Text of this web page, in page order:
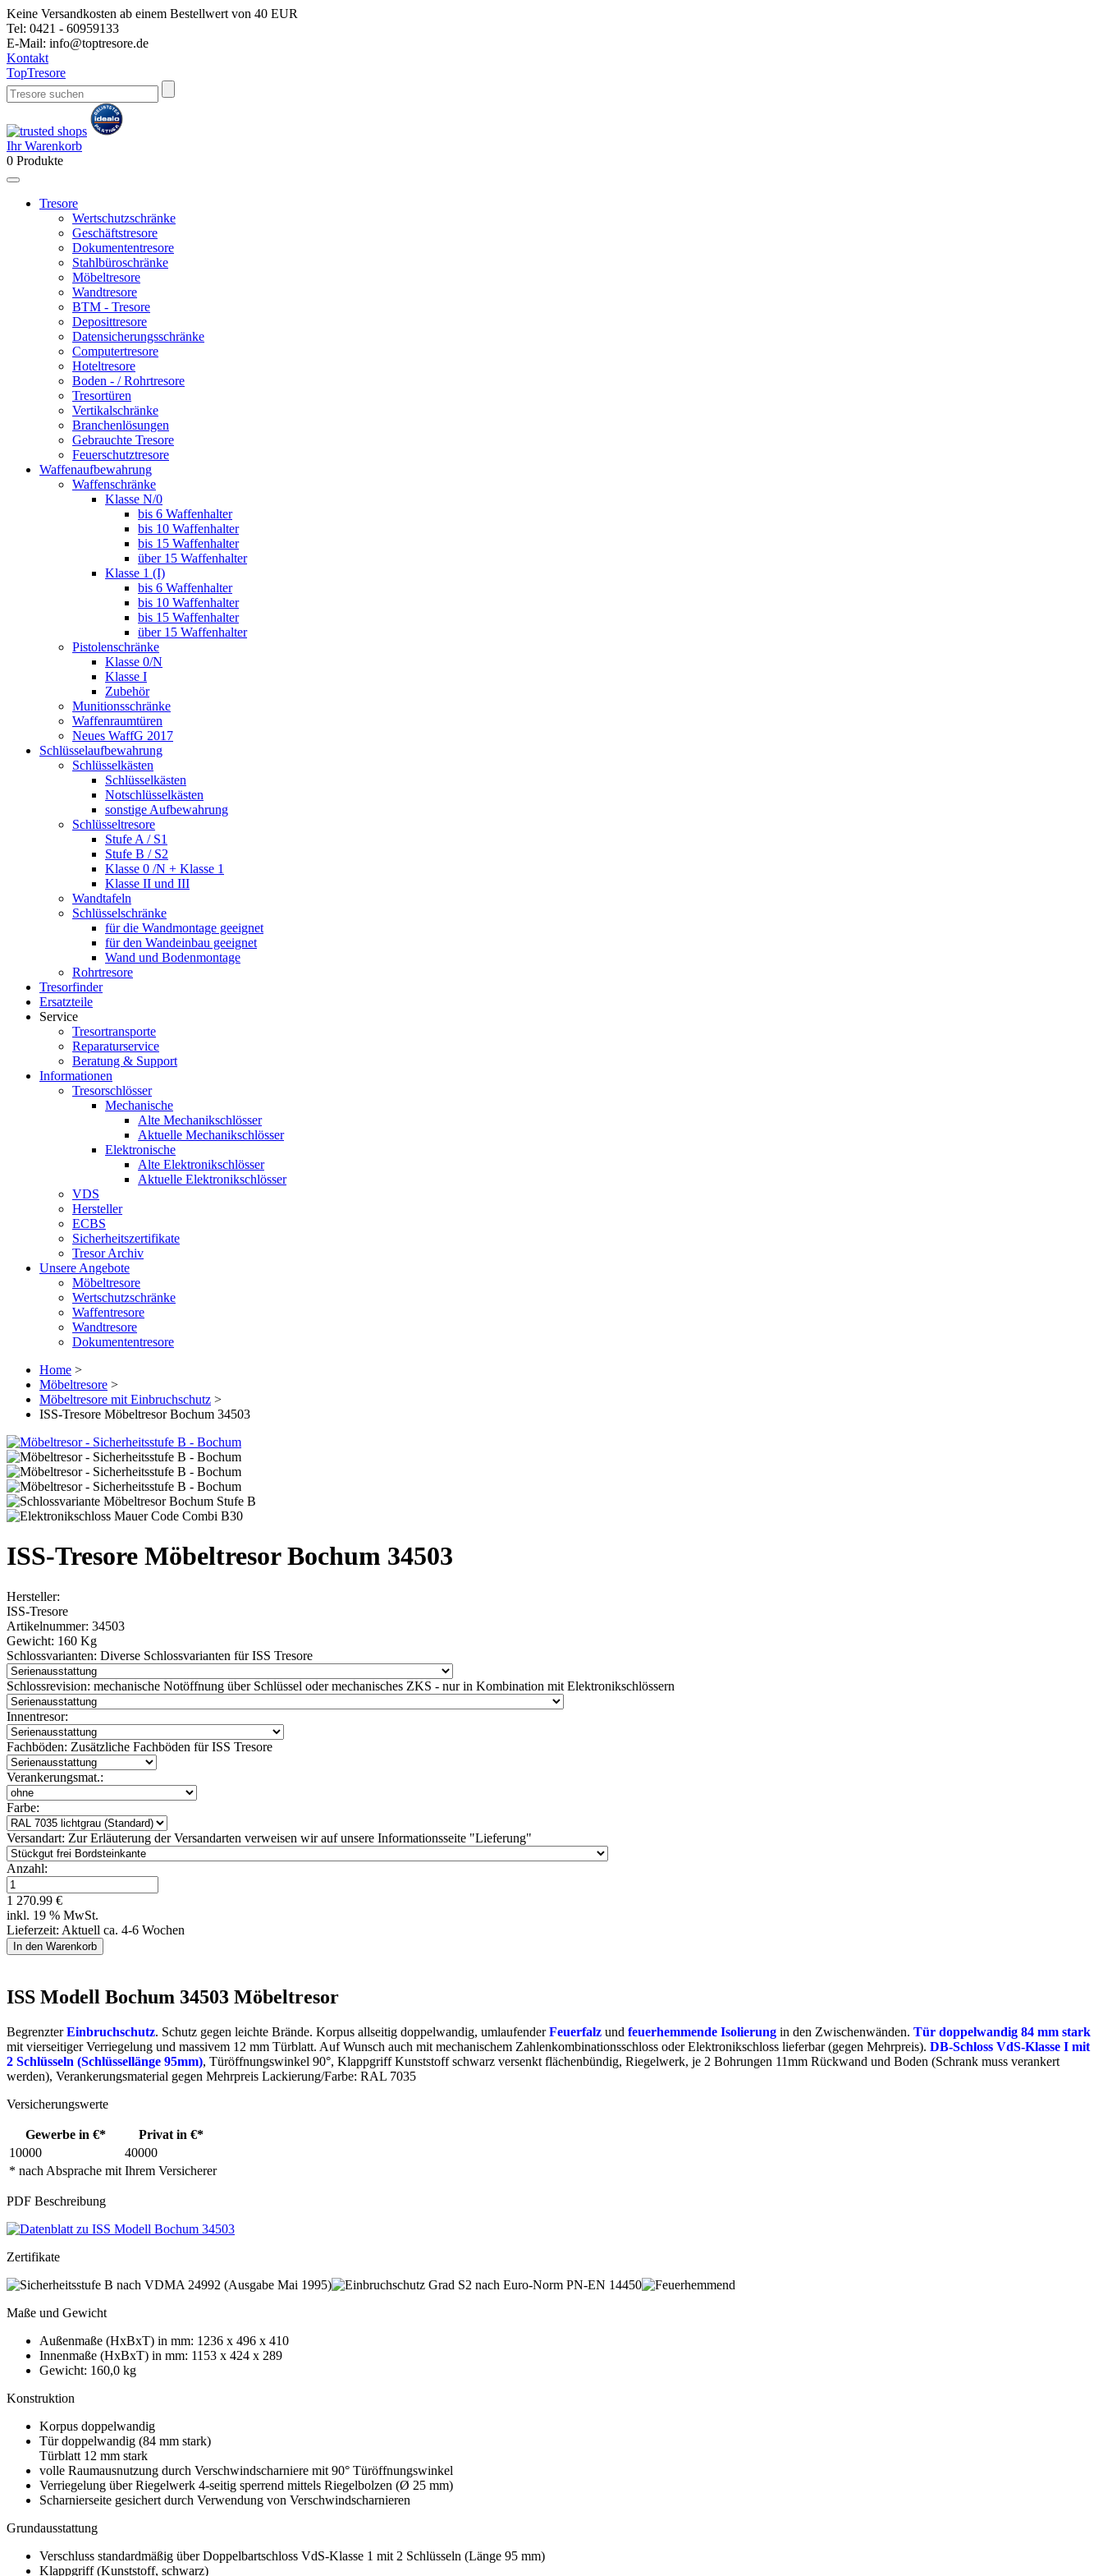
Keine Versandkosten ab einem Bestellwert von 40 EUR
Tel: 0421 - 60959133
E-Mail: info@toptresore.de
Kontakt
TopTresore
Ihr Warenkorb
0 Produkte
Tresore
Wertschutzschränke
Geschäftstresore
Dokumententresore
Stahlbüroschränke
Möbeltresore
Wandtresore
BTM - Tresore
Deposittresore
Datensicherungsschränke
Computertresore
Hoteltresore
Boden - / Rohrtresore
Tresortüren
Vertikalschränke
Branchenlösungen
Gebrauchte Tresore
Feuerschutztresore
Waffenaufbewahrung
Waffenschränke
Klasse N/0
bis 6 Waffenhalter
bis 10 Waffenhalter
bis 15 Waffenhalter
über 15 Waffenhalter
Klasse 1 (I)
bis 6 Waffenhalter
bis 10 Waffenhalter
bis 15 Waffenhalter
über 15 Waffenhalter
Pistolenschränke
Klasse 0/N
Klasse I
Zubehör
Munitionsschränke
Waffenraumtüren
Neues WaffG 2017
Schlüsselaufbewahrung
Schlüsselkästen
Schlüsselkästen
Notschlüsselkästen
sonstige Aufbewahrung
Schlüsseltresore
Stufe A / S1
Stufe B / S2
Klasse 0 /N + Klasse 1
Klasse II und III
Wandtafeln
Schlüsselschränke
für die Wandmontage geeignet
für den Wandeinbau geeignet
Wand und Bodenmontage
Rohrtresore
Tresorfinder
Ersatzteile
Service
Tresortransporte
Reparaturservice
Beratung & Support
Informationen
Tresorschlösser
Mechanische
Alte Mechanikschlösser
Aktuelle Mechanikschlösser
Elektronische
Alte Elektronikschlösser
Aktuelle Elektronikschlösser
VDS
Hersteller
ECBS
Sicherheitszertifikate
Tresor Archiv
Unsere Angebote
Möbeltresore
Wertschutzschränke
Waffentresore
Wandtresore
Dokumententresore
Home >
Möbeltresore >
Möbeltresore mit Einbruchschutz >
ISS-Tresore Möbeltresor Bochum 34503
ISS-Tresore Möbeltresor Bochum 34503
Hersteller:
ISS-Tresore
Artikelnummer: 34503
Gewicht: 160 Kg
Schlossvarianten: Diverse Schlossvarianten für ISS Tresore
Schlossrevision: mechanische Notöffnung über Schlüssel oder mechanisches ZKS - nur in Kombination mit Elektronikschlössern
Innentresor:
Fachböden: Zusätzliche Fachböden für ISS Tresore
Verankerungsmat.:
Farbe:
Versandart: Zur Erläuterung der Versandarten verweisen wir auf unsere Informationsseite "Lieferung"
Anzahl:
1 270.99 €
inkl. 19 % MwSt.
Lieferzeit: Aktuell ca. 4-6 Wochen
ISS Modell Bochum 34503 Möbeltresor
BegrenzterEinbruchschutz. Schutz gegen leichte Brände. Korpus allseitig doppelwandig, umlaufenderFeuerfalz und feuerhemmende Isolierung in den Zwischenwänden. Tür doppelwandig 84 mm stark
mit vierseitiger Verriegelung und massivem 12 mm Türblatt. Auf Wunsch auch mit mechanischem Zahlenkombinationsschloss oder Elektronikschloss lieferbar (gegen Mehrpreis). DB-Schloss VdS-Klasse I mit
2 Schlüsseln (Schlüssellänge 95mm), Türöffnungswinkel 90°, Klappgriff Kunststoff schwarz versenkt flächenbündig, Riegelwerk, je 2 Bohrungen 11mm Rückwand und Boden (Schrank muss verankert
werden), Verankerungsmaterial gegen Mehrpreis Lackierung/Farbe: RAL 7035
Versicherungswerte
Gewerbe in €* Privat in €*
* nach Absprache mit Ihrem Versicherer
10000 40000
PDF Beschreibung
Zertifikate
Maße und Gewicht
Außenmaße (HxBxT) in mm: 1236 x 496 x 410
Innenmaße (HxBxT) in mm: 1153 x 424 x 289
Gewicht: 160,0 kg
Konstruktion
Korpus doppelwandig
Tür doppelwandig (84 mm stark)
Türblatt 12 mm stark
volle Raumausnutzung durch Verschwindscharniere mit 90° Türöffnungswinkel
Verriegelung über Riegelwerk 4-seitig sperrend mittels Riegelbolzen (Ø 25 mm)
Scharnierseite gesichert durch Verwendung von Verschwindscharnieren
Grundausstattung
Verschluss standardmäßig über Doppelbartschloss VdS-Klasse 1 mit 2 Schlüsseln (Länge 95 mm)
Klappgriff (Kunststoff, schwarz)